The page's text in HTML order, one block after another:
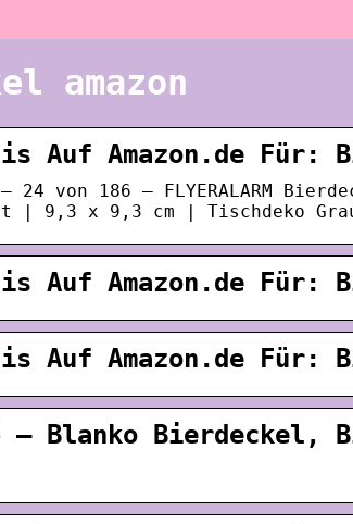
amazon
Auf Amazon.de Für:
24 von 186 — FLYERALARM
| 9,3 x 9,3 cm | Tischdeko
Auf Amazon.de Für:
Auf Amazon.de Für:
– Blanko